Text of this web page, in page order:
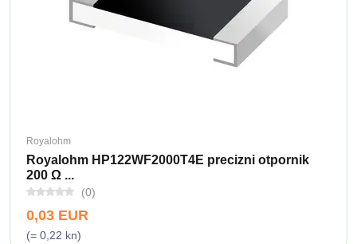
Royalohm
Royalohm HP122WF2000T4E precizni otpornik
200 Ω ...
(0)
0,03 EUR
(= 0,22 kn)